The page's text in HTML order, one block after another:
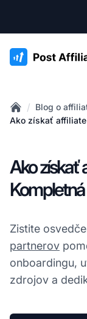
:site.title
Home
/ Blog o
Ako získať
Ako získať
Kompletná
Zistite
partnerov
onboardingu,
zdrojov a